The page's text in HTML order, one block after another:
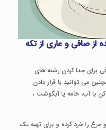
صافی و عاری از تکه
برای جدا کردن رشته های
می توانید با قرار دادن
با آب، خامه یا آبگوشت ،
را خرد کرده و برای تهیه یک